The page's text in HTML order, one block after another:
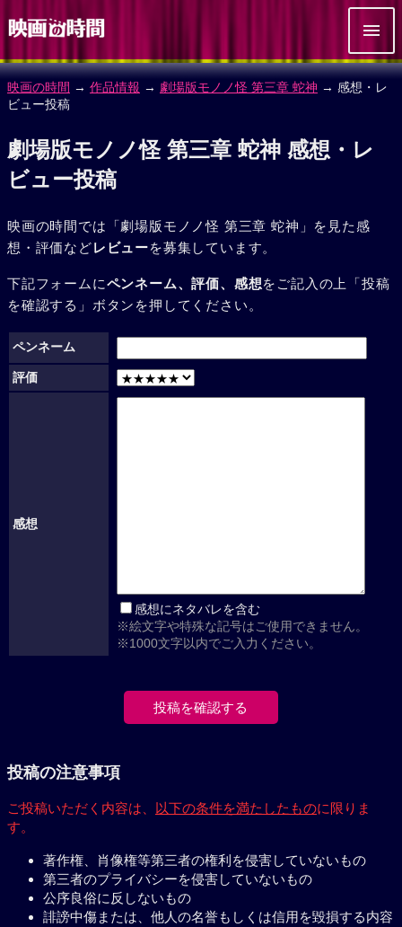
映画の時間 → 作品情報 → 劇場版モノノ怪 第三章 蛇神 → 感想・レ
ビュー投稿
劇場版モノノ怪 第三章 蛇神 感想・レ
ビュー投稿
映画の時間では「劇場版モノノ怪 第三章 蛇神」を見た感
想・評価などレビューを募集しています。
下記フォームにペンネーム、評価、感想をご記入の上「投稿
を確認する」ボタンを押してください。
ペンネーム
評価
感想
感想にネタバレを含む
※絵文字や特殊な記号はご使用できません。
※1000文字以内でご入力ください。
投稿の注意事項
ご投稿いただく内容は、 以下の条件を満たしたものに限りま
す。
著作権、肖像権等第三者の権利を侵害していないもの
第三者のプライバシーを侵害していないもの
公序良俗に反しないもの
誹謗中傷または、他人の名誉もしくは信用を毀損する内容